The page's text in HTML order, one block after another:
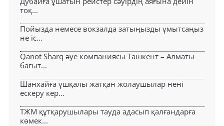
тоқ...
Пойызда немесе вокзалда затыңызды ұмытсаңыз
не іс...
Qanot Sharq әуе компаниясы Ташкент – Алматы
бағыт...
Шанхайға ұшқалы жатқан жолаушылар нені
ескеру кер...
ТЖМ құтқарушылары тауда адасып қалғандарға
көмек...